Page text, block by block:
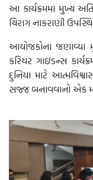
આ કાર્યક્રમમાં મુખ્ય
ચિરાગ નાકરાણી
આયોજકોના જણાવ્યા
કરિયર ગાઇડન્સ
દુનિયા માટે
સજ્જ બનાવવાનો એક